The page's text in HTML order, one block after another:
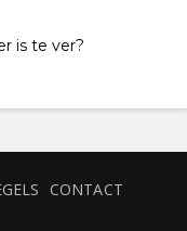
is te ver?
CONTACT